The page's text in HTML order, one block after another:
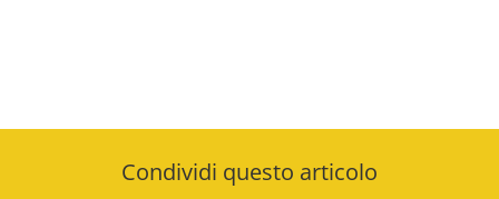
Condividi questo articolo